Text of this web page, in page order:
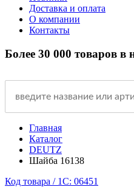
Доставка и оплата
О компании
Контакты
Более 30 000 товаров в
Главная
Каталог
DEUTZ
Шайба 16138
Код товара / 1C: 06451